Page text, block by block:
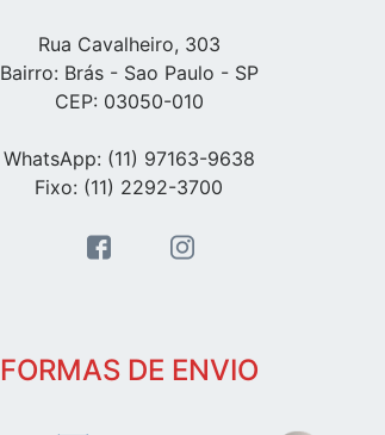
Rua Cavalheiro, 303
Bairro: Brás - Sao Paulo - SP
CEP: 03050-010
WhatsApp: (11) 97163-9638
Fixo: (11) 2292-3700
FORMAS DE ENVIO